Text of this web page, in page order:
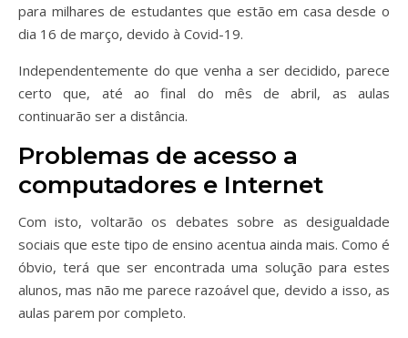
para milhares de estudantes que estão em casa desde o
dia 16 de março, devido à Covid-19.
Independentemente do que venha a ser decidido, parece
certo que, até ao final do mês de abril, as aulas
continuarão ser a distância.
Problemas de acesso a
computadores e Internet
Com isto, voltarão os debates sobre as desigualdade
sociais que este tipo de ensino acentua ainda mais. Como é
óbvio, terá que ser encontrada uma solução para estes
alunos, mas não me parece razoável que, devido a isso, as
aulas parem por completo.